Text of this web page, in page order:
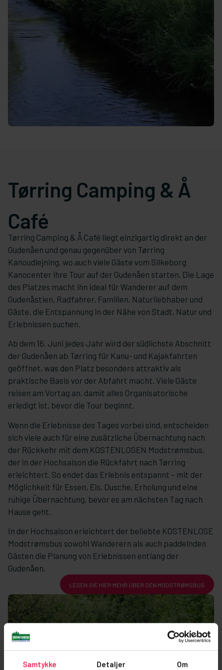
Samtykke Detaljer Om
Tørring Camping & Å
Café
Tørring Camping & Å Café liegt einzigartig direkt an der
Gudenåen und genau gegenüber von Tørring
Kanoudlejning, wo auch viele Gäste vom Silkeborg
Kanocenter ihre Tour auf der Gudenåen starten. Die Lage
des Platzes macht ihn ideal für Wanderer auf dem
Gudenåstien, Radfahrer, Familien, Naturliebhaber und
Gäste, die Entspannung in der Nähe von Stadt, Natur und
Erlebnissen suchen.
Ab dem 16. Juni jedes Jahr wird der südlichste Abschnitt
der Gudenåen ab Tørring für Kanu- und Kajakfahrten
geöffnet, was den Platz besonders attraktiv als
praktische Basis vor der Abfahrt macht. Viele Gäste
reisen am Vortag an, damit alles Organisatorische
erledigt ist, bevor die Tour beginnt.
Wenn die Erlebnisse des Tages vorbei sind, entscheiden
sich viele auch für eine zusätzliche Übernachtung nach
der Rückkehr mit dem KOSTENLOSEN Modstrømsbus,
der in der Hochsaison die Rückfahrt nach Tørring
erleichtert. So endet das Erlebnis entspannt – mit der
Möglichkeit für Essen, Eis, Dusche, Erholung und eine
ruhige Übernachtung, bevor es am nächsten Tag nach
Hause geht.
In der Hochsaison erleichtert der beliebte KOSTENLOSE
Modstrømsbus sowohl Wanderern als auch paddelnden
Gästen die Planung von Erlebnissen entlang der
Gudenåen.
LESEN SIE HIER MEHR ÜBER DEN MODSTRØMSBUS